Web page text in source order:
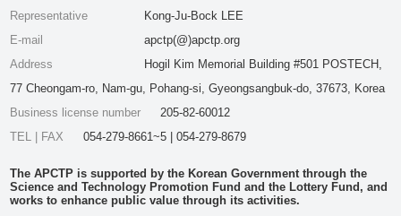
Representative
Kong-Ju-Bock LEE
E-mail
apctp(@)apctp.org
Address
Hogil Kim Memorial Building #501 POSTECH,
77 Cheongam-ro, Nam-gu, Pohang-si, Gyeongsangbuk-do, 37673, Korea
Business license number
205-82-60012
TEL | FAX
054-279-8661~5 | 054-279-8679
The APCTP is supported by the Korean Government through the
Science and Technology Promotion Fund and the Lottery Fund, and
works to enhance public value through its activities.